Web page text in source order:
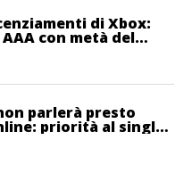
di Xbox:
con metà del
parlerà presto
priorità al single-